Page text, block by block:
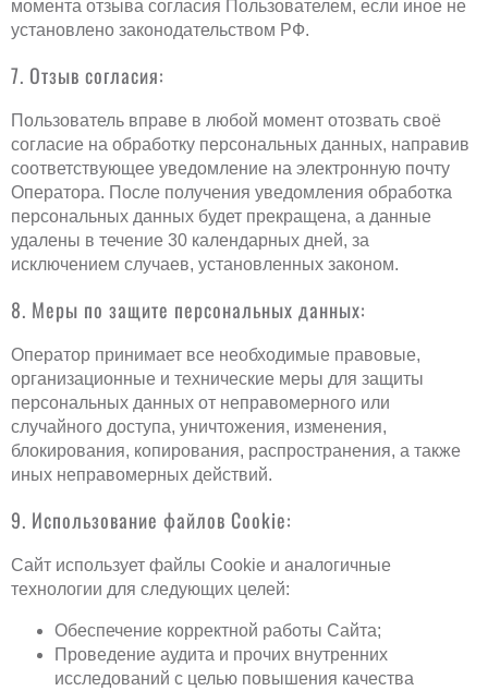
момента отзыва согласия Пользователем, если иное не
установлено законодательством РФ.
7. Отзыв согласия:
Пользователь вправе в любой момент отозвать своё
согласие на обработку персональных данных, направив
соответствующее уведомление на электронную почту
Оператора. После получения уведомления обработка
персональных данных будет прекращена, а данные
удалены в течение 30 календарных дней, за
исключением случаев, установленных законом.
8. Меры по защите персональных данных:
Оператор принимает все необходимые правовые,
организационные и технические меры для защиты
персональных данных от неправомерного или
случайного доступа, уничтожения, изменения,
блокирования, копирования, распространения, а также
иных неправомерных действий.
9. Использование файлов Cookie:
Сайт использует файлы Cookie и аналогичные
технологии для следующих целей:
Обеспечение корректной работы Сайта;
Проведение аудита и прочих внутренних
исследований с целью повышения качества